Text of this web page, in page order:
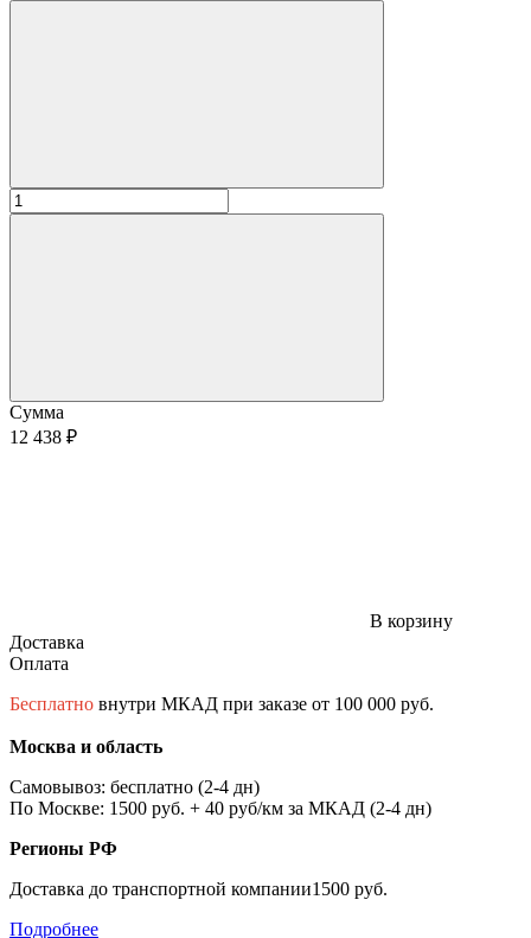
Сумма
12 438 ₽
В корзину
Доставка
Оплата
Бесплатно внутри МКАД при заказе от 100 000 руб.
Москва и область
Самовывоз: бесплатно (2-4 дн)
По Москве: 1500 руб. + 40 руб/км за МКАД (2-4 дн)
Регионы РФ
Доставка до транспортной компании1500 руб.
Подробнее